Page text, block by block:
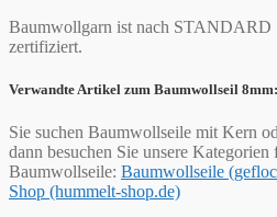
Baumwollgarn ist nach
zertifiziert.
Verwandte Artikel zum Baumwollseil 8mm:
Sie suchen Baumwollseile mit Kern
dann besuchen Sie unsere Kategorien
Baumwollseile: Baumwollseile
Shop (hummelt-shop.de)